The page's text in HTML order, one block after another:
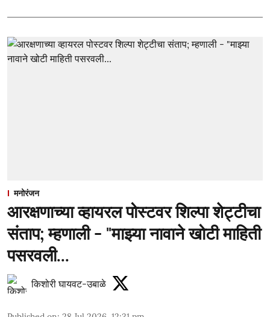
मनोरंजन
आरक्षणाच्या व्हायरल पोस्टवर शिल्पा शेट्टीचा
संताप; म्हणाली - "माझ्या नावाने खोटी माहिती
पसरवली...
किशोरी घायवट-उबाळे